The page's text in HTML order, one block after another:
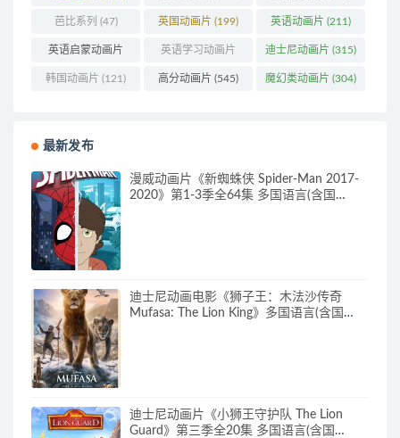
芭比系列 (47) 英国动画片 (199) 英语动画片 (211)
英语启蒙动画片
(160)
英语学习动画片
(85)
迪士尼动画片 (315)
韩国动画片 (121) 高分动画片 (545) 魔幻类动画片 (304)
最新发布
漫威动画片《新蜘蛛侠 Spider-Man 2017-
2020》第1-3季全64集 多国语言(含国
迪士尼动画电影《狮子王：木法沙传奇
Mufasa: The Lion King》多国语言(含国
迪士尼动画片《小狮王守护队 The Lion
Guard》第三季全20集 多国语言(含国